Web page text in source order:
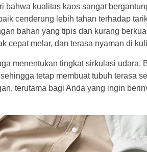
bahwa kualitas kaos sangat
cenderung lebih tahan terhadap
bahan yang tipis dan kurang
cepat melar, dan terasa nyaman di
menentukan tingkat sirkulasi udara.
tetap membuat tubuh terasa
terutama bagi Anda yang ingin